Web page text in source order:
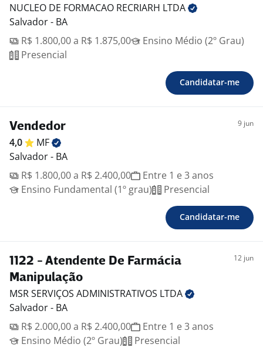
NUCLEO DE FORMACAO RECRIARH LTDA
Salvador - BA
R$ 1.800,00 a R$ 1.875,00
Ensino Médio (2º Grau)
Presencial
Candidatar-me
Vendedor 9 jun
4,0
MF
Salvador - BA
R$ 1.800,00 a R$ 2.400,00
Entre 1 e 3 anos
Ensino Fundamental (1º grau)
Presencial
Candidatar-me
1122 - Atendente De Farmácia
Manipulação
12 jun
MSR SERVIÇOS ADMINISTRATIVOS LTDA
Salvador - BA
R$ 2.000,00 a R$ 2.400,00
Entre 1 e 3 anos
Ensino Médio (2º Grau)
Presencial